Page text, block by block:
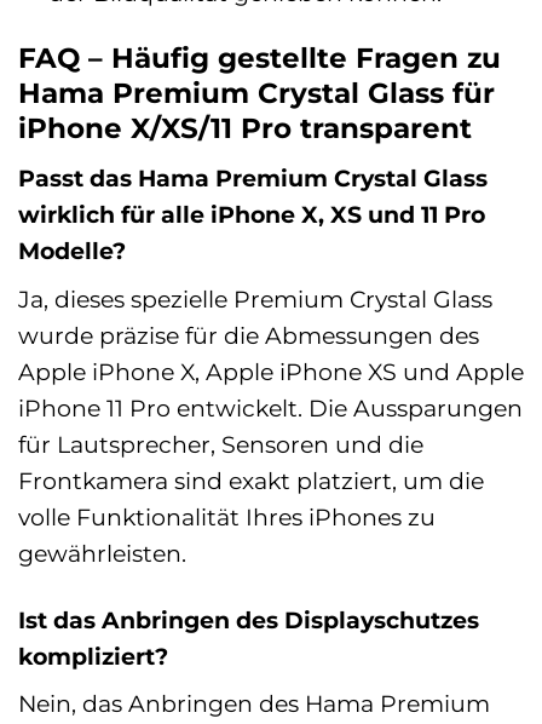
FAQ – Häufig gestellte Fragen zu
Hama Premium Crystal Glass für
iPhone X/XS/11 Pro transparent
Passt das Hama Premium Crystal Glass
wirklich für alle iPhone X, XS und 11 Pro
Modelle?
Ja, dieses spezielle Premium Crystal Glass
wurde präzise für die Abmessungen des
Apple iPhone X, Apple iPhone XS und Apple
iPhone 11 Pro entwickelt. Die Aussparungen
für Lautsprecher, Sensoren und die
Frontkamera sind exakt platziert, um die
volle Funktionalität Ihres iPhones zu
gewährleisten.
Ist das Anbringen des Displayschutzes
kompliziert?
Nein, das Anbringen des Hama Premium